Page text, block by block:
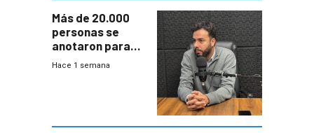
Más de 20.000
personas se
anotaron para
las pruebas
Hace 1 semana